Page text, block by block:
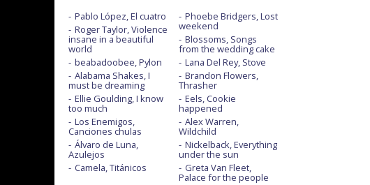
Pablo López, El cuatro
Roger Taylor, Violence
insane in a beautiful
world
beabadoobee, Pylon
Alabama Shakes, I
must be dreaming
Ellie Goulding, I know
too much
Los Enemigos,
Canciones chulas
Álvaro de Luna,
Azulejos
Camela, Titánicos
Phoebe Bridgers, Lost
weekend
Blossoms, Songs
from the wedding cake
Lana Del Rey, Stove
Brandon Flowers,
Thrasher
Eels, Cookie
happened
Alex Warren,
Wildchild
Nickelback, Everything
under the sun
Greta Van Fleet,
Palace for the people